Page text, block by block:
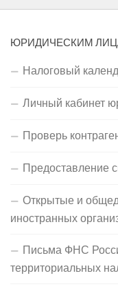
ЮРИДИЧЕСКИМ
Налоговый
Личный кабинет
Проверь
Открытые и
иностранных
Письма ФНС
территориальных